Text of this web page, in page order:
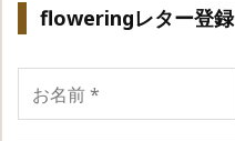
floweringレター登録
名
前